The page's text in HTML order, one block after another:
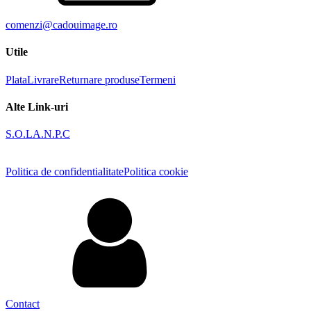
comenzi@cadouimage.ro
Utile
PlataLivrareReturnare produseTermeni
Alte Link-uri
S.O.LA.N.P.C
Politica de confidentialitatePolitica cookie
Contact